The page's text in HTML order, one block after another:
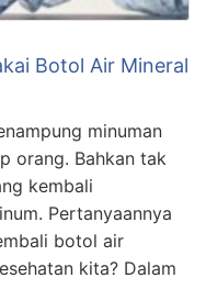
Botol Air Mineral
minuman
orang. Bahkan tak
kembali
Pertanyaannya
botol air
kita? Dalam